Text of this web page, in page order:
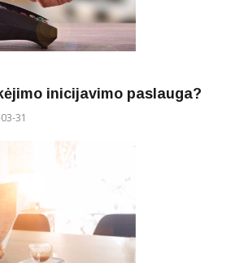
inicijavimo paslauga?
31